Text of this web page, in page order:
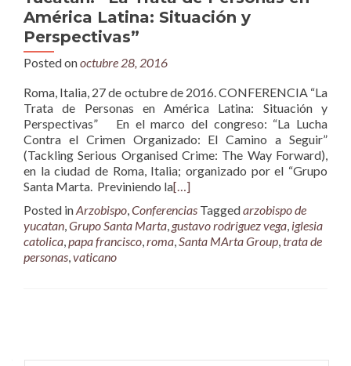
América Latina: Situación y
Perspectivas”
Posted onoctubre 28, 2016
Roma, Italia, 27 de octubre de 2016. CONFERENCIA “La
Trata de Personas en América Latina: Situación y
Perspectivas” En el marco del congreso: “La Lucha
Contra el Crimen Organizado: El Camino a Seguir”
(Tackling Serious Organised Crime: The Way Forward),
en la ciudad de Roma, Italia; organizado por el “Grupo
Santa Marta. Previniendo la[…]
Posted inArzobispo,Conferencias Taggedarzobispo de
yucatan,Grupo Santa Marta, gustavo rodriguez vega, iglesia
catolica,papa francisco,roma,Santa MArta Group,trata de
personas,vaticano
navigation